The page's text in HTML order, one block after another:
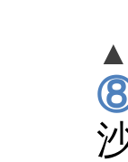
▲